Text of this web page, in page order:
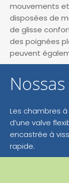
mouvements
disposées de
de glisse
des poignées
peuvent
Les chambres
d’une valve
encastrée à
rapide.